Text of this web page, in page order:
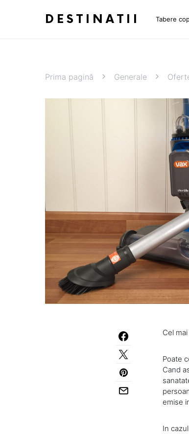
DESTINATII Tabere
Prima pagină Generale
Cel
Poate
Cand
emise
In